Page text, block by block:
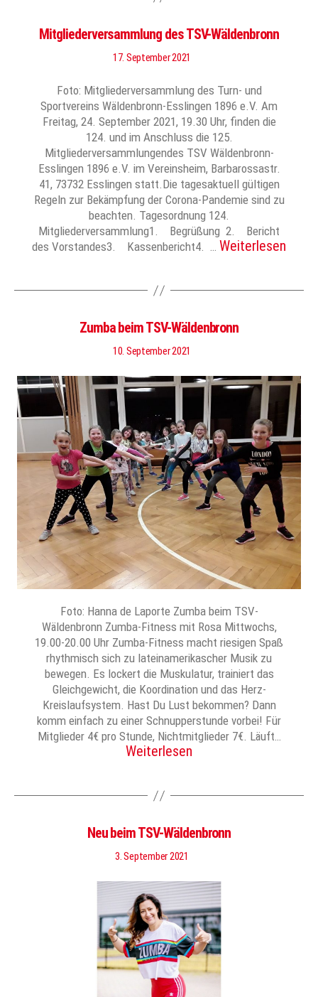
Mitgliederversammlung des TSV-Wäldenbronn
17. September 2021
Foto: Mitgliederversammlung des Turn- und
Sportvereins Wäldenbronn-Esslingen 1896 e.V. Am
Freitag, 24. September 2021, 19.30 Uhr, finden die
124. und im Anschluss die 125.
Mitgliederversammlungendes TSV Wäldenbronn-
Esslingen 1896 e.V. im Vereinsheim, Barbarossastr.
41, 73732 Esslingen statt.Die tagesaktuell gültigen
Regeln zur Bekämpfung der Corona-Pandemie sind zu
beachten. Tagesordnung 124.
Mitgliederversammlung1. Begrüßung 2. Bericht
des Vorstandes3. Kassenbericht4. … Weiterlesen
Zumba beim TSV-Wäldenbronn
10. September 2021
Foto: Hanna de Laporte Zumba beim TSV-
Wäldenbronn Zumba-Fitness mit Rosa Mittwochs,
19.00-20.00 Uhr Zumba-Fitness macht riesigen Spaß
rhythmisch sich zu lateinamerikascher Musik zu
bewegen. Es lockert die Muskulatur, trainiert das
Gleichgewicht, die Koordination und das Herz-
Kreislaufsystem. Hast Du Lust bekommen? Dann
komm einfach zu einer Schnupperstunde vorbei! Für
Mitglieder 4€ pro Stunde, Nichtmitglieder 7€. Läuft…
Weiterlesen
Neu beim TSV-Wäldenbronn
3. September 2021